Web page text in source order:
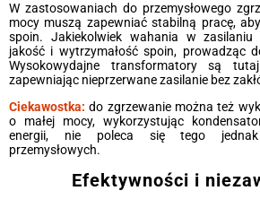
W zastosowaniach do przemysłowego
mocy muszą zapewniać stabilną pracę,
spoin. Jakiekolwiek wahania w zasilaniu
jakość i wytrzymałość spoin, prowadząc
Wysokowydajne transformatory są
zapewniając nieprzerwane zasilanie bez
Ciekawostka: do zgrzewanie można też
o małej mocy, wykorzystując
energii, nie poleca się tego
przemysłowych.
Efektywności i